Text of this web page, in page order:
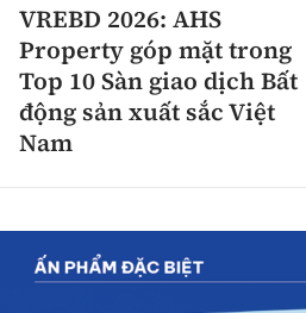
VREBD 2026: AHS
Property góp mặt trong
Top 10 Sàn giao dịch Bất
động sản xuất sắc Việt
Nam